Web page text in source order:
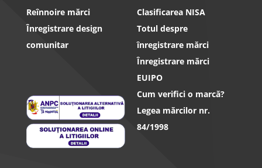
Reînnoire mărci
Înregistrare design
comunitar
Clasificarea NISA
Totul despre
înregistrare mărci
Înregistrare mărci
EUIPO
Cum verifici o marcă?
Legea mărcilor nr.
84/1998